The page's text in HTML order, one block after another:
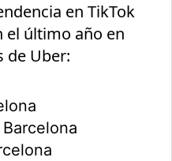
en TikTok
el último año en
de Uber: